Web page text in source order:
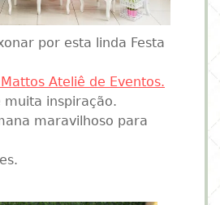
por esta linda Festa
Ateliê de Eventos.
muita inspiração.
maravilhoso para